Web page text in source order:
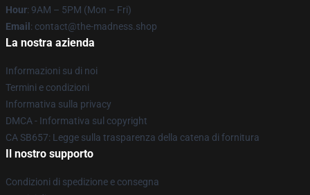
Hour: 9AM – 5PM (Mon – Fri)
Email : contact@the-madness.shop
La nostra azienda
Informazioni su di noi
Termini e condizioni
Informativa sulla privacy
DMCA - Informativa sul copyright
CA SB657: Legge sulla trasparenza della catena di fornitura
Il nostro supporto
Condizioni di spedizione e consegna